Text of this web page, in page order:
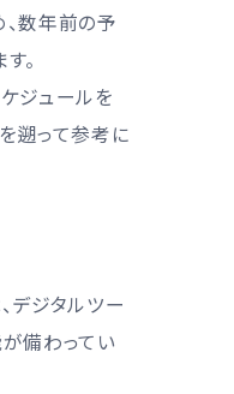
数年前の予
。
ジュールを
遡って参考に
デジタルツー
備わってい